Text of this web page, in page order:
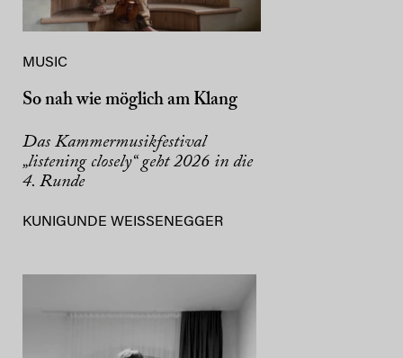
MUSIC
So nah wie möglich am Klang
Das Kammermusikfestival
„listening closely“ geht 2026 in die
4. Runde
KUNIGUNDE WEISSENEGGER